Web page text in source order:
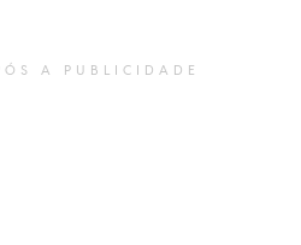
A PUBLICIDADE